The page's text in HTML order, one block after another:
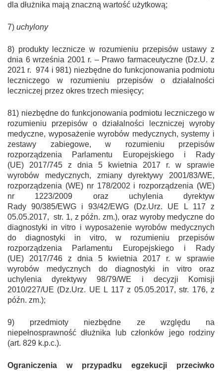
dla dłużnika mają znaczną wartość użytkową;
7) uchylony
8) produkty lecznicze w rozumieniu przepisów ustawy z
dnia 6 września 2001 r. – Prawo farmaceutyczne (Dz.U. z
2021 r. 974 i 981) niezbędne do funkcjonowania podmiotu
leczniczego w rozumieniu przepisów o działalności
leczniczej przez okres trzech miesięcy;
81) niezbędne do funkcjonowania podmiotu leczniczego w
rozumieniu przepisów o działalności leczniczej wyroby
medyczne, wyposażenie wyrobów medycznych, systemy i
zestawy zabiegowe, w rozumieniu przepisów
rozporządzenia Parlamentu Europejskiego i Rady
(UE) 2017/745 z dnia 5 kwietnia 2017 r. w sprawie
wyrobów medycznych, zmiany dyrektywy 2001/83/WE,
rozporządzenia (WE) nr 178/2002 i rozporządzenia (WE)
nr 1223/2009 oraz uchylenia dyrektyw
Rady 90/385/EWG i 93/42/EWG (Dz.Urz. UE L 117 z
05.05.2017, str. 1, z późn. zm.), oraz wyroby medyczne do
diagnostyki in vitro i wyposażenie wyrobów medycznych
do diagnostyki in vitro, w rozumieniu przepisów
rozporządzenia Parlamentu Europejskiego i Rady
(UE) 2017/746 z dnia 5 kwietnia 2017 r. w sprawie
wyrobów medycznych do diagnostyki in vitro oraz
uchylenia dyrektywy 98/79/WE i decyzji Komisji
2010/227/UE (Dz.Urz. UE L 117 z 05.05.2017, str. 176, z
późn. zm.);
9) przedmioty niezbędne ze względu na
niepełnosprawność dłużnika lub członków jego rodziny
(art. 829 k.p.c.).
Ograniczenia w przypadku egzekucji przeciwko